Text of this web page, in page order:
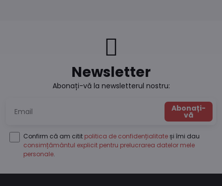
Newsletter
Abonați-vă la newsletterul nostru:
Abonați-
vă
Confirm că am citit politica de confidențialitate și îmi dau
consimțământul explicit pentru prelucrarea datelor mele
personale.